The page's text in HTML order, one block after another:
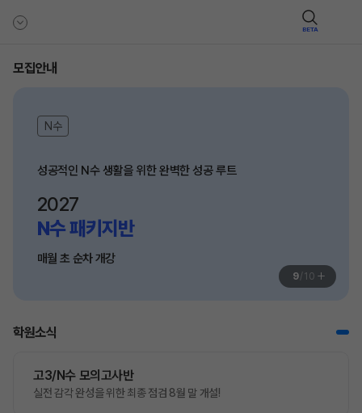
BETA
모집안내
반수생을 위한 고효율 압축특강
10/ 10 +
학원소식
고3/N수 모의고사반
실전 감각 완성을 위한 최종 점검 8월 말 개설!